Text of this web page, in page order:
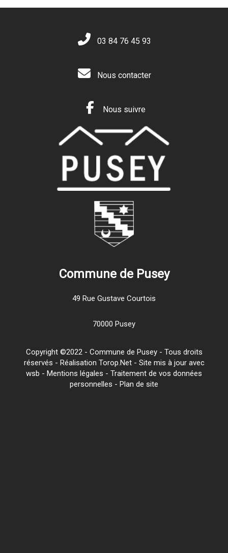
03 84 76 45 93
Nous contacter
Nous suivre
Commune de Pusey
49 Rue Gustave Courtois
70000 Pusey
Copyright ©2022 - Commune de Pusey - Tous droits
réservés - Réalisation Torop.Net - Site mis à jour avec
wsb - Mentions légales - Traitement de vos données
personnelles - Plan de site